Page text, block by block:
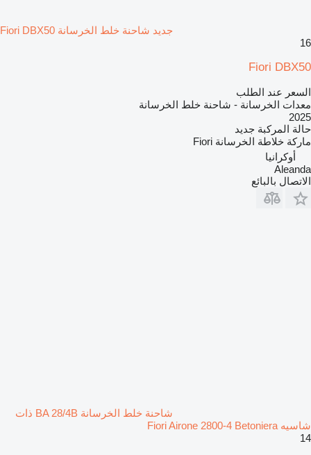
جديد شاحنة خلط الخرسانة Fiori DBX50
16
Fiori DBX50
السعر عند الطلب
معدات الخرسانة - شاحنة خلط الخرسانة
2025
حالة المركبة جديد
ماركة خلاطة الخرسانة Fiori
أوكرانيا
Aleanda
الاتصال بالبائع
شاحنة خلط الخرسانة BA 28/4B ذات
شاسيه Fiori Airone 2800-4 Betoniera
14